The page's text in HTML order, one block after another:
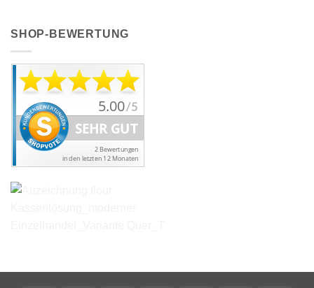
SHOP-BEWERTUNG